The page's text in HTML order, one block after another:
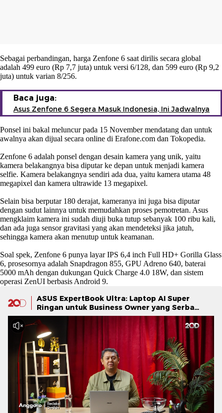
Sebagai perbandingan, harga Zenfone 6 saat dirilis secara global
adalah 499 euro (Rp 7,7 juta) untuk versi 6/128, dan 599 euro (Rp 9,2
juta) untuk varian 8/256.
Baca juga:
Asus Zenfone 6 Segera Masuk Indonesia, Ini Jadwalnya
Ponsel ini bakal meluncur pada 15 November mendatang dan untuk
awalnya akan dijual secara online di Erafone.com dan Tokopedia.
Zenfone 6 adalah ponsel dengan desain kamera yang unik, yaitu
kamera belakangnya bisa diputar ke depan untuk menjadi kamera
selfie. Kamera belakangnya sendiri ada dua, yaitu kamera utama 48
megapixel dan kamera ultrawide 13 megapixel.
Selain bisa berputar 180 derajat, kameranya ini juga bisa diputar
dengan sudut lainnya untuk memudahkan proses pemotretan. Asus
mengklaim kamera ini sudah diuji buka tutup sebanyak 100 ribu kali,
dan ada juga sensor gravitasi yang akan mendeteksi jika jatuh,
sehingga kamera akan menutup untuk keamanan.
Soal spek, Zenfone 6 punya layar IPS 6,4 inch Full HD+ Gorilla Glass
6, prosesornya adalah Snapdragon 855, GPU Adreno 640, baterai
5000 mAh dengan dukungan Quick Charge 4.0 18W, dan sistem
operasi ZenUI berbasis Android 9.
ASUS ExpertBook Ultra: Laptop AI Super
Ringan untuk Business Owner yang Serba
Cepat